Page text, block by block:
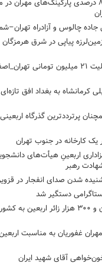
تخلیه ۸۰ درصدی پارکینگ‌های مهران
جاده چالوس و آزادراه
پیاپی در شرق هرمزگان
فروش بلیت ۲۱ میلیون تومانی
کرمانشاه به بغداد افق
پرترددترین گذرگاه اربعینی
یک کارخانه در جنوب تهران
اربعینِ هیأت‌های
رهبر
شدن صدای انفجار در
دستگیر شد
۲ میلیون و ۳۰۰ هزار زائر اربعین به کشور
غفوریان به مناسبت
آقای شهید ایران